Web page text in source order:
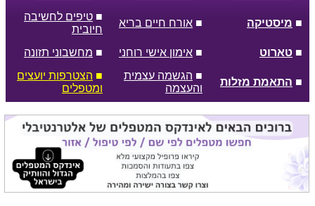
■ מיסטיקה ■ אורח חיים בריא
■ טיפים לחשיבה
חיובית
■ טארוט ■ אימון אישי רוחני ■ מחשבוני תזונה
■ התאמת מזלות
■ הגשמה עצמית
והעצמה
■ הצטרפות יועצים
ומטפלים